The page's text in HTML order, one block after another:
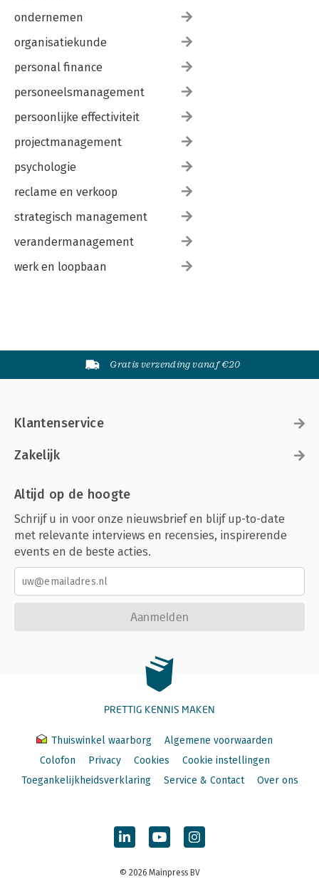
ondernemen
organisatiekunde
personal finance
personeelsmanagement
persoonlijke effectiviteit
projectmanagement
psychologie
reclame en verkoop
strategisch management
verandermanagement
werk en loopbaan
Gratis verzending vanaf €20
Klantenservice
Zakelijk
Altijd op de hoogte
Schrijf u in voor onze nieuwsbrief en blijf up-to-date
met relevante interviews en recensies, inspirerende
events en de beste acties.
Aanmelden
PRETTIG KENNIS MAKEN
Thuiswinkel waarborg
Algemene voorwaarden
Colofon
Privacy Cookies
Cookie instellingen
Toegankelijkheidsverklaring
Service & Contact Over ons
© 2026 Mainpress BV